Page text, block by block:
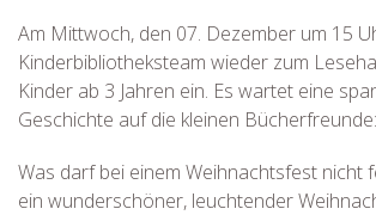
Am Mittwoch, den 07. Dezember um 15
Kinderbibliotheksteam wieder zum
Kinder ab 3 Jahren ein. Es wartet eine
Geschichte auf die kleinen Bücherfreunde:
Was darf bei einem Weihnachtsfest nicht
ein wunderschöner, leuchtender